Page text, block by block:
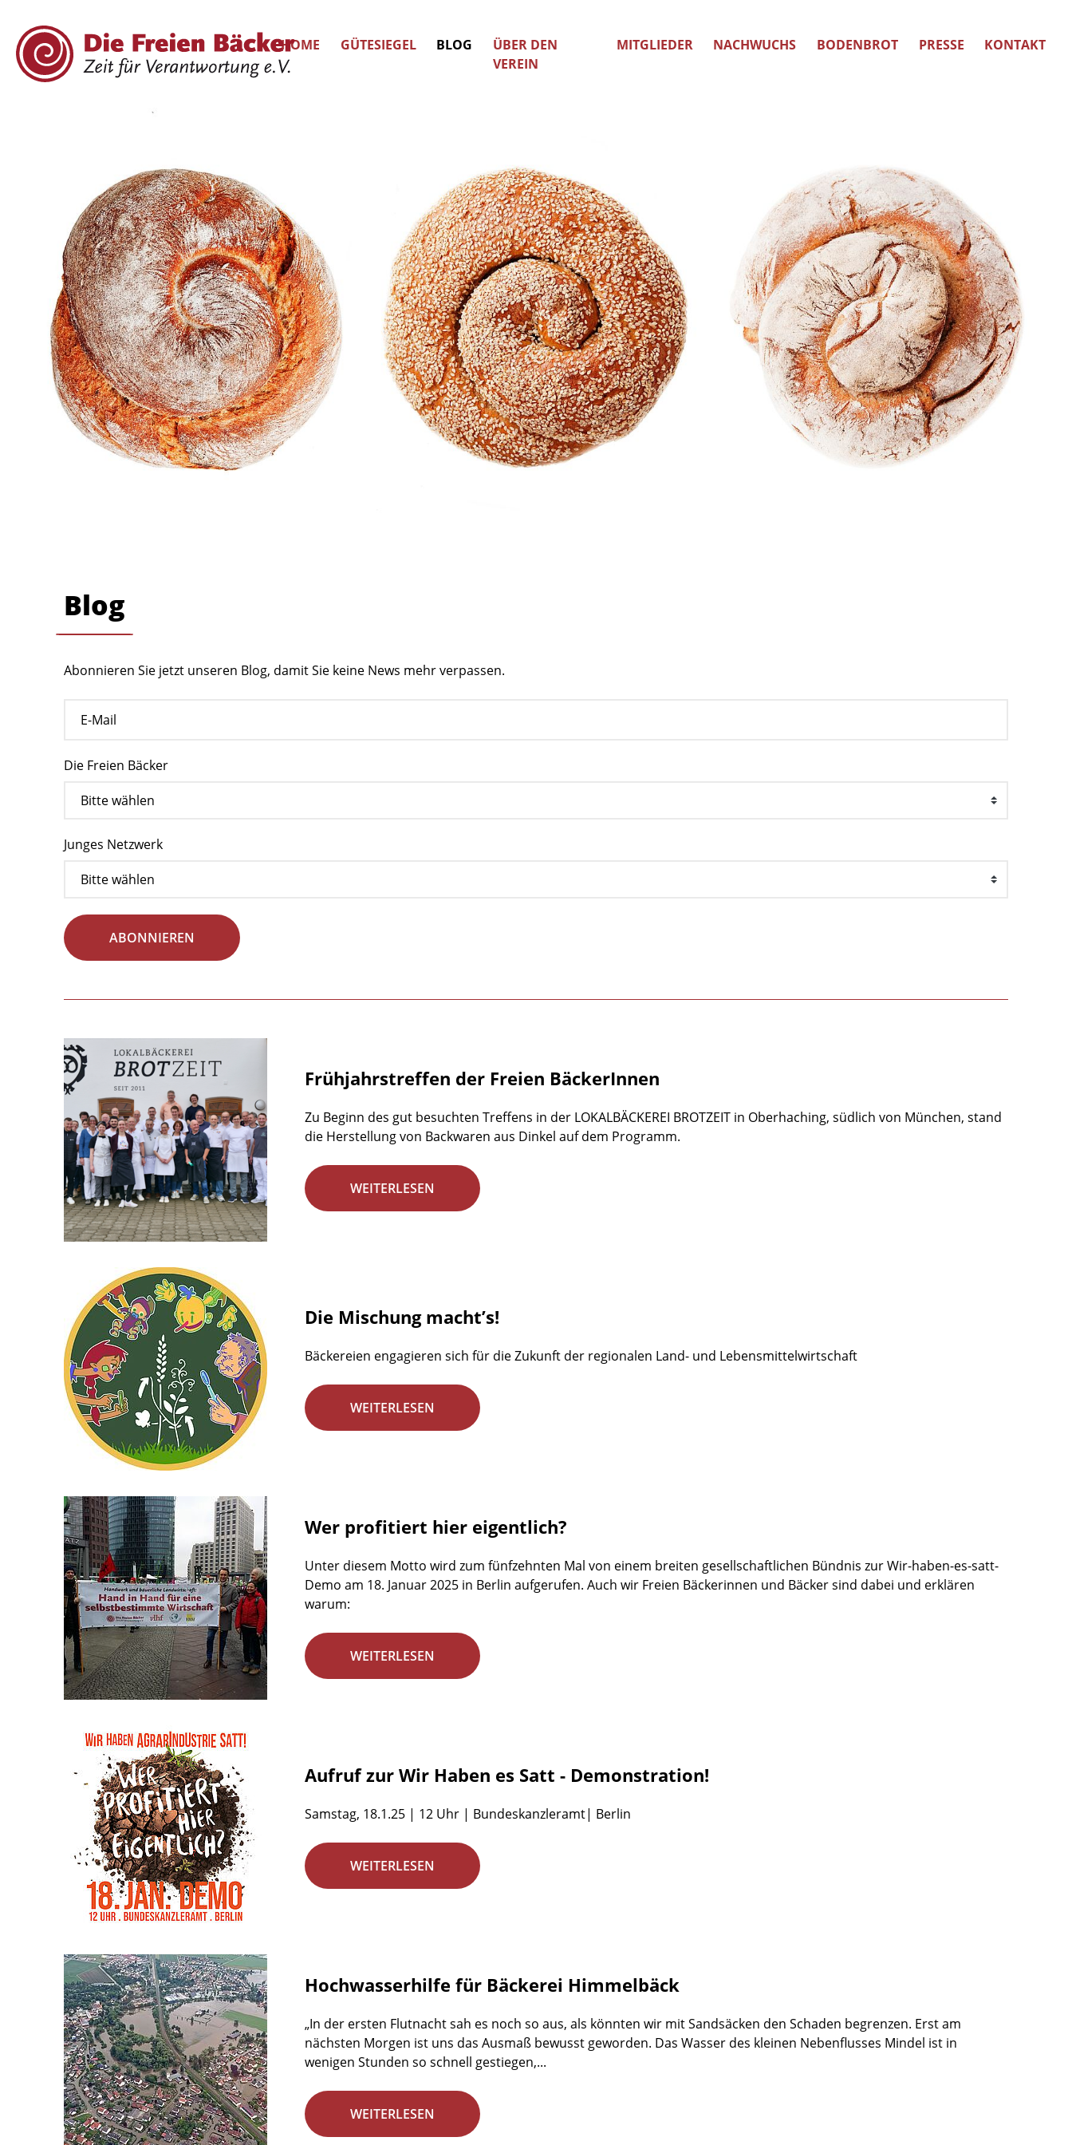
HOME GÜTESIEGEL BLOG
ÜBER DEN
VEREIN
MITGLIEDER NACHWUCHS BODENBROT PRESSE KONTAKT
Blog
Abonnieren Sie jetzt unseren Blog, damit Sie keine News mehr verpassen.
Die Freien Bäcker
Junges Netzwerk
ABONNIEREN
Frühjahrstreffen der Freien BäckerInnen
Zu Beginn des gut besuchten Treffens in der LOKALBÄCKEREI BROTZEIT in Oberhaching, südlich von München, stand
die Herstellung von Backwaren aus Dinkel auf dem Programm.
WEITERLESEN
Die Mischung macht’s!
Bäckereien engagieren sich für die Zukunft der regionalen Land- und Lebensmittelwirtschaft
WEITERLESEN
Wer profitiert hier eigentlich?
Unter diesem Motto wird zum fünfzehnten Mal von einem breiten gesellschaftlichen Bündnis zur Wir-haben-es-satt-
Demo am 18. Januar 2025 in Berlin aufgerufen. Auch wir Freien Bäckerinnen und Bäcker sind dabei und erklären
warum:
WEITERLESEN
Aufruf zur Wir Haben es Satt - Demonstration!
Samstag, 18.1.25 | 12 Uhr | Bundeskanzleramt| Berlin
WEITERLESEN
Hochwasserhilfe für Bäckerei Himmelbäck
„In der ersten Flutnacht sah es noch so aus, als könnten wir mit Sandsäcken den Schaden begrenzen. Erst am
nächsten Morgen ist uns das Ausmaß bewusst geworden. Das Wasser des kleinen Nebenflusses Mindel ist in
wenigen Stunden so schnell gestiegen,...
WEITERLESEN